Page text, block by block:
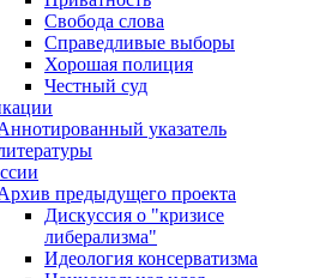
Свобода слова
Справедливые выборы
Хорошая полиция
Честный суд
указатель
предыдущего проекта
Дискуссия о "кризисе
либерализма"
Идеология консерватизма